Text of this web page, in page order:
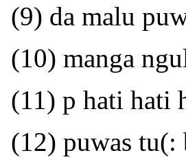
(9) da malu
(10) manga
(11) p hati hati
(12) puwas tu(: